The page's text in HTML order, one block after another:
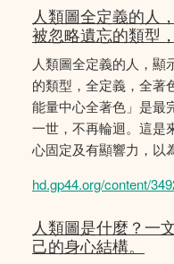
人類圖全定義的人
被忽略遺忘的類型
人類圖全定義的人，顯
的類型，全定義，全著
能量中心全著色」是最
一世，不再輪迴。這是
心固定及有顯響力，以
hd.gp44.org/content/
人類圖是什麼？一
己的身心結構。